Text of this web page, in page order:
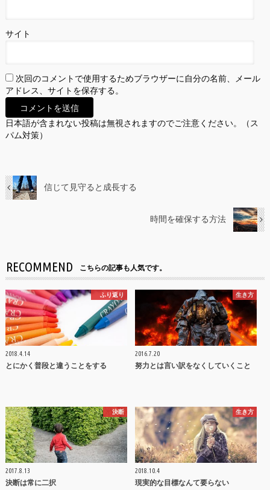
サイト
次回のコメントで使用するためブラウザーに自分の名前、メール
アドレス、サイトを保存する。
日本語が含まれない投稿は無視されますのでご注意ください。（ス
パム対策）
信じて見守ると成長する
時間を確保する方法
RECOMMEND こちらの記事も人気です。
ふり返り
2018.4.14
とにかく普段と違うことをする
生き方
2016.7.20
努力とは言い訳をなくしていくこと
決断
2017.8.13
決断は常に二択
生き方
2018.10.4
現実的な目標なんて要らない